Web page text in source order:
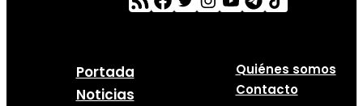
Portada
Noticias
Quiénes somos
Contacto